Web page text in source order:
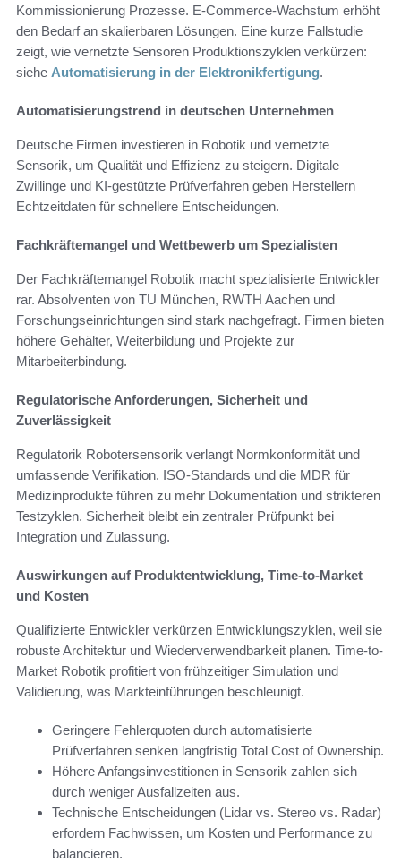
Kommissionierung Prozesse. E‑Commerce-Wachstum erhöht
den Bedarf an skalierbaren Lösungen. Eine kurze Fallstudie
zeigt, wie vernetzte Sensoren Produktionszyklen verkürzen:
siehe Automatisierung in der Elektronikfertigung.
Automatisierungstrend in deutschen Unternehmen
Deutsche Firmen investieren in Robotik und vernetzte
Sensorik, um Qualität und Effizienz zu steigern. Digitale
Zwillinge und KI‑gestützte Prüfverfahren geben Herstellern
Echtzeitdaten für schnellere Entscheidungen.
Fachkräftemangel und Wettbewerb um Spezialisten
Der Fachkräftemangel Robotik macht spezialisierte Entwickler
rar. Absolventen von TU München, RWTH Aachen und
Forschungseinrichtungen sind stark nachgefragt. Firmen bieten
höhere Gehälter, Weiterbildung und Projekte zur
Mitarbeiterbindung.
Regulatorische Anforderungen, Sicherheit und
Zuverlässigkeit
Regulatorik Robotersensorik verlangt Normkonformität und
umfassende Verifikation. ISO‑Standards und die MDR für
Medizinprodukte führen zu mehr Dokumentation und strikteren
Testzyklen. Sicherheit bleibt ein zentraler Prüfpunkt bei
Integration und Zulassung.
Auswirkungen auf Produktentwicklung, Time-to-Market
und Kosten
Qualifizierte Entwickler verkürzen Entwicklungszyklen, weil sie
robuste Architektur und Wiederverwendbarkeit planen. Time-to-
Market Robotik profitiert von frühzeitiger Simulation und
Validierung, was Markteinführungen beschleunigt.
Geringere Fehlerquoten durch automatisierte
Prüfverfahren senken langfristig Total Cost of Ownership.
Höhere Anfangsinvestitionen in Sensorik zahlen sich
durch weniger Ausfallzeiten aus.
Technische Entscheidungen (Lidar vs. Stereo vs. Radar)
erfordern Fachwissen, um Kosten und Performance zu
balancieren.